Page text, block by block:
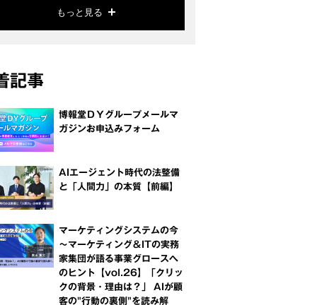
もっと見る
記事
博報堂ＤＹグループメールマ
ガジンお申込みフォーム
AIエージェント時代の法整備
と「人間力」の本質【前編】
マーケティングシステムの今
～マーケティング＆ITの実務
家集団が語る事業グロースへ
のヒント【vol.26】「クリッ
クの背景・理由は？」 AIが顧
客の"行動の裏側"を読み解